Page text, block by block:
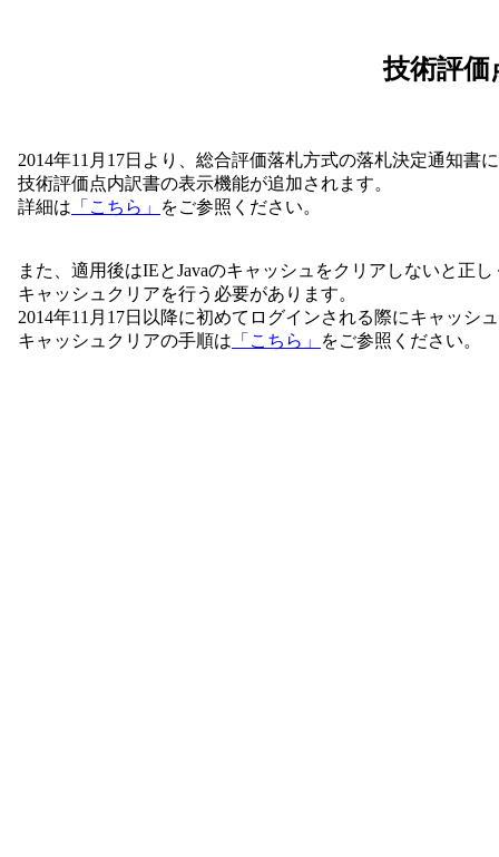
技術評価
2014年11月17日より、総合評価落札方式の落札決定通知書
技術評価点内訳書の表示機能が追加されます。
詳細は 「こちら」 をご参照ください。
また、適用後はIEとJavaのキャッシュをクリアしないと正
キャッシュクリアを行う必要があります。
2014年11月17日以降に初めてログインされる際にキャッシ
キャッシュクリアの手順は 「こちら」 をご参照ください。